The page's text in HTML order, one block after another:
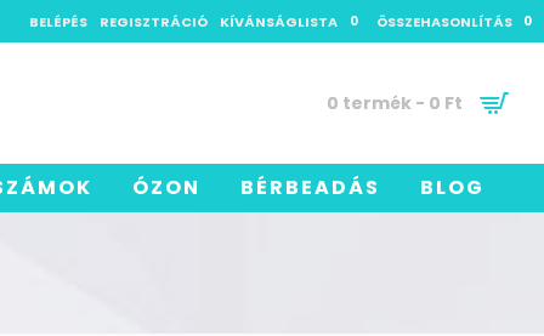
BELÉPÉS REGISZTRÁCIÓ KÍVÁNSÁGLISTA 0 ÖSSZEHASONLÍTÁS 0
0 termék - 0 Ft
ÓZON BÉRBEADÁS BLOG